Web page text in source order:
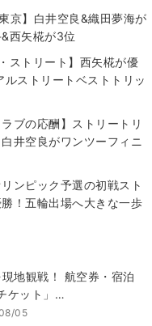
京】白井空良&織田夢海が
西矢椛が3位
ストリート】西矢椛が優
ストリートベストトリッ
ブの応酬】ストリートリ
井空良がワンツーフィニ
ンピック予選の初戦スト
！五輪出場へ大きな一歩
地観戦！ 航空券・宿泊
ケット」…
05